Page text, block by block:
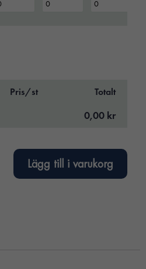
Pris/st Totalt
0,00 kr
Lägg till i varukorg